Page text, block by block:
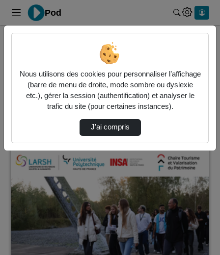
Pod
18 vidéos trouvées
Audio Vidéo Statistiques de vues
Direction de tri
00:20:23
Nous utilisons des cookies pour personnaliser l’affichage
(barre de menu de droite, mode sombre ou dyslexie
etc.), gérer la session (authentification) et analyser le
trafic du site (pour certaines instances).
J’ai compris